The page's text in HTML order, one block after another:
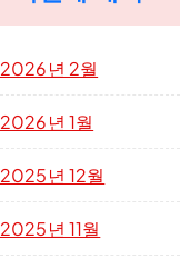
2026년 2월
2026년 1월
2025년 12월
2025년 11월